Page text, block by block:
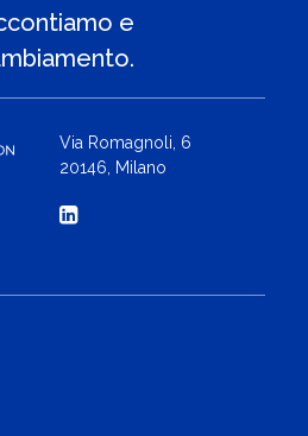
e
Via Romagnoli, 6
20146, Milano